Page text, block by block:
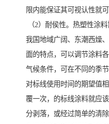
限内能保证其可视认性就可
（2）耐侯性。热塑性涂
我国地域广阔、东潮西燥
面的特点，可以调节涂料
气候条件，可在不同的季
对标线使用时间的期望值
覆一次，的标线涂料就应
分剥落，或经过简单的清